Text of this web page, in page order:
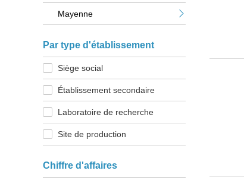
Mayenne
Par type d'établissement
Siège social
Établissement secondaire
Laboratoire de recherche
Site de production
Chiffre d'affaires